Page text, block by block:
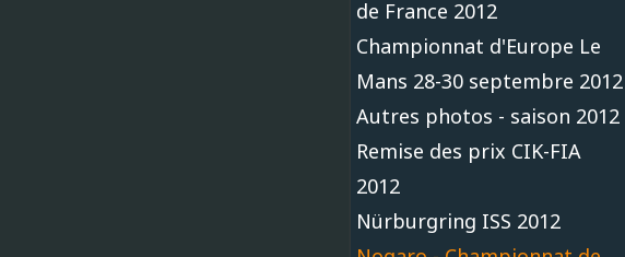
de France 2012
Championnat d'Europe Le
Mans 28-30 septembre 2012
Autres photos - saison 2012
Remise des prix CIK-FIA
2012
Nürburgring ISS 2012